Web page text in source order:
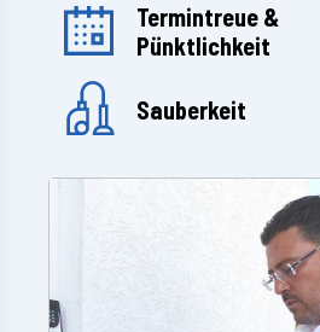
Termintreue &
Pünktlichkeit
Sauberkeit